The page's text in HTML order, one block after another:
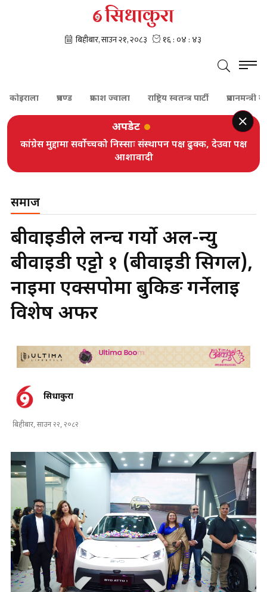
प्रचण्ड प्रकाश ज्वाला राष्ट्रिय स्वतन्त्र पार्टी प्रधानमन्त्री बालेन
अपडेट
कांग्रेस मुद्दामा सर्वोच्चको निस्साः संस्थापन पक्ष ढुक्क, देउवा पक्ष
आशावादी
समाज
बीवाईडीले लन्च गर्यो अल-न्यु
बीवाईडी एट्टो १ (बीवाईडी सिगल),
नाइमा एक्सपोमा बुकिङ गर्नेलाई
विशेष अफर
सिधाकुरा
बिहीबार, साउन २२, २०८२